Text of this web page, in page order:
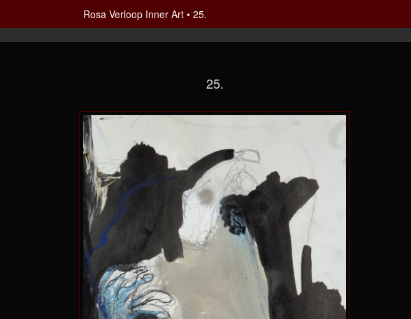
Rosa Verloop Inner Art 25.
25.